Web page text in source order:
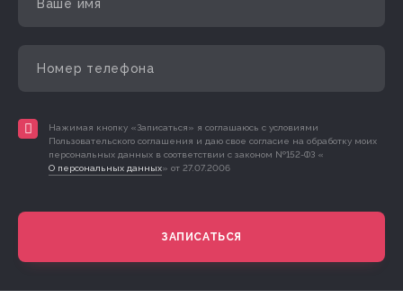
Нажимая кнопку «Записаться» я соглашаюсь с условиями
Пользовательского соглашения и даю свое согласие на обработку моих
персональных данных в соответствии с законом №152-ФЗ «
О персональных данных» от 27.07.2006
ЗАПИСАТЬСЯ